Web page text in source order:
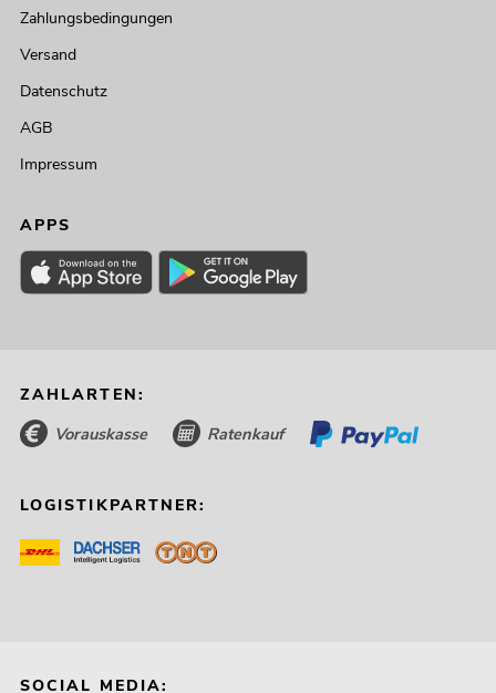
Zahlungsbedingungen
Versand
Datenschutz
AGB
Impressum
APPS
ZAHLARTEN:
Vorauskasse Ratenkauf
LOGISTIKPARTNER:
SOCIAL MEDIA: